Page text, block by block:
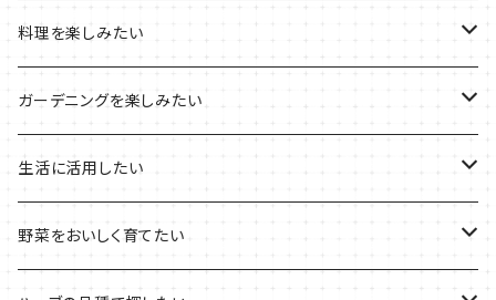
プラ製プランターの栽培キット
その他のプランターの栽培キット
2021年の敬老の日
2021年のハロウィン
2021年のクリスマス
ハーブブーケ
フレッシュハーブ
ハーブティーの定番ハーブ
リラックスしたい時に
シャキッとしたい時に
デトックスに
料理を楽しみたい
料理の定番ハーブ
イタリア料理に
魚料理に
ガーデニングを楽しみたい
花を楽しみたい
カラーリーフ
生活に活用したい
パーティーハーブ
野菜をおいしく育てたい